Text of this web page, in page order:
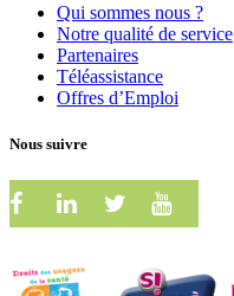
Qui sommes nous ?
Notre qualité de service
Partenaires
Téléassistance
Offres d’Emploi
Nous suivre